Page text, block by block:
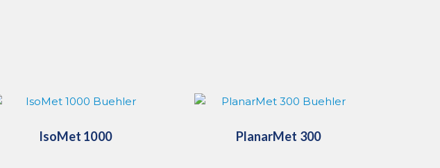
IsoMet 1000 PlanarMet 300